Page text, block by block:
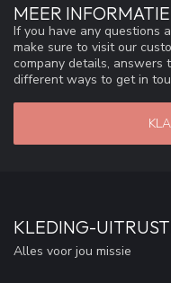
MEER INFORMATIE
If you have any questions
make sure to visit our
company details, answers
different ways to get in
KLEDING-
Alles voor jou missie